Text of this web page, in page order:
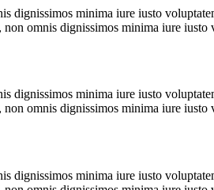
minima iure iusto
omnis dignissimos minima iure
minima iure iusto
omnis dignissimos minima iure
minima iure iusto